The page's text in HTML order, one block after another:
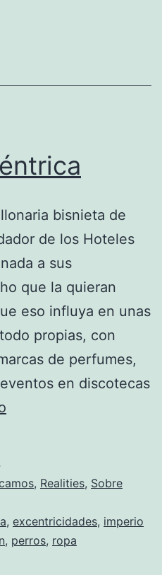
bisnieta de
de los Hoteles
a sus
que la quieran
eso influya en unas
propias, con
de perfumes,
en discotecas
, Realities, Sobre
, excentricidades, imperio
, perros, ropa